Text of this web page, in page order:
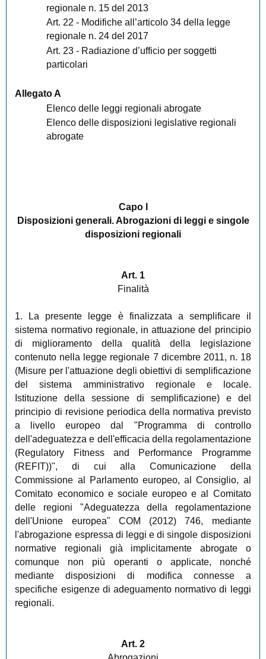
regionale n. 15 del 2013
Art. 22 - Modifiche all’articolo 34 della legge
regionale n. 24 del 2017
Art. 23 - Radiazione d’ufficio per soggetti
particolari
Allegato A
Elenco delle leggi regionali abrogate
Elenco delle disposizioni legislative regionali
abrogate
Capo I
Disposizioni generali. Abrogazioni di leggi e singole
disposizioni regionali
Art. 1
Finalità
1. La presente legge è finalizzata a semplificare il
sistema normativo regionale, in attuazione del principio
di miglioramento della qualità della legislazione
contenuto nella legge regionale 7 dicembre 2011, n. 18
(Misure per l'attuazione degli obiettivi di semplificazione
del sistema amministrativo regionale e locale.
Istituzione della sessione di semplificazione) e del
principio di revisione periodica della normativa previsto
a livello europeo dal "Programma di controllo
dell'adeguatezza e dell'efficacia della regolamentazione
(Regulatory Fitness and Performance Programme
(REFIT))", di cui alla Comunicazione della
Commissione al Parlamento europeo, al Consiglio, al
Comitato economico e sociale europeo e al Comitato
delle regioni "Adeguatezza della regolamentazione
dell'Unione europea" COM (2012) 746, mediante
l'abrogazione espressa di leggi e di singole disposizioni
normative regionali già implicitamente abrogate o
comunque non più operanti o applicate, nonché
mediante disposizioni di modifica connesse a
specifiche esigenze di adeguamento normativo di leggi
regionali.
Art. 2